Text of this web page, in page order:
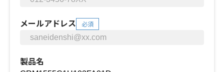
メールアドレス 必須
製品名